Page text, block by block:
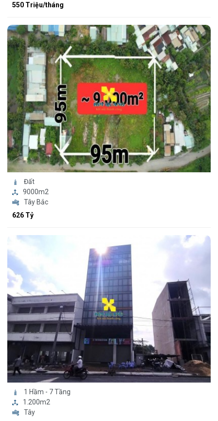
550 Triệu/tháng
Đất
9000m2
Tây Bắc
626 Tỷ
1 Hầm - 7 Tầng
1.200m2
Tây